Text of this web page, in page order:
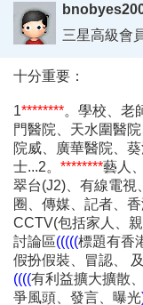
三星高級會
十分重要：
1********。學校、老
門醫院、天水圍醫
院威、廣華醫院、
士...2。 ********藝人
翠台(J2)、有線電視
圈、傳媒、記者、
CCTV(包括家人、
討論區(((((標題有香
假扮假裝、冒認、
((((有利益擴大擴散
爭風頭、發言、曝光